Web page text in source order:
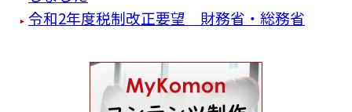
令和2年度税制改正要望 財務省・総務省